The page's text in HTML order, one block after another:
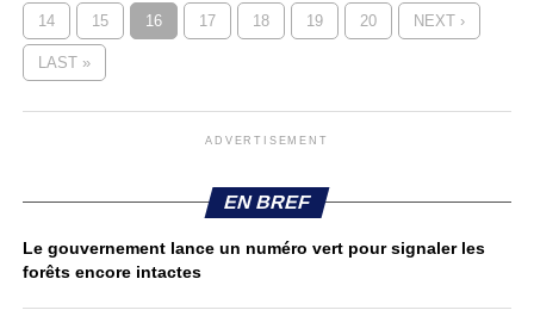
14 15 16 17 18 19 20 NEXT ›
LAST »
ADVERTISEMENT
EN BREF
Le gouvernement lance un numéro vert pour signaler les
forêts encore intactes